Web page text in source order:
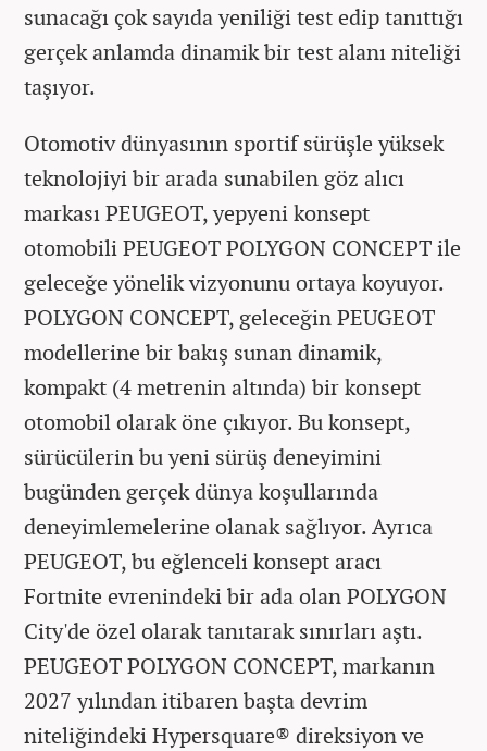
sunacağı çok sayıda yeniliği test edip tanıttığı
gerçek anlamda dinamik bir test alanı niteliği
taşıyor.
Otomotiv dünyasının sportif sürüşle yüksek
teknolojiyi bir arada sunabilen göz alıcı
markası PEUGEOT, yepyeni konsept
otomobili PEUGEOT POLYGON CONCEPT ile
geleceğe yönelik vizyonunu ortaya koyuyor.
POLYGON CONCEPT, geleceğin PEUGEOT
modellerine bir bakış sunan dinamik,
kompakt (4 metrenin altında) bir konsept
otomobil olarak öne çıkıyor. Bu konsept,
sürücülerin bu yeni sürüş deneyimini
bugünden gerçek dünya koşullarında
deneyimlemelerine olanak sağlıyor. Ayrıca
PEUGEOT, bu eğlenceli konsept aracı
Fortnite evrenindeki bir ada olan POLYGON
City'de özel olarak tanıtarak sınırları aştı.
PEUGEOT POLYGON CONCEPT, markanın
2027 yılından itibaren başta devrim
niteliğindeki Hypersquare® direksiyon ve